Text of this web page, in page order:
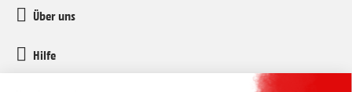
Über uns
Hilfe